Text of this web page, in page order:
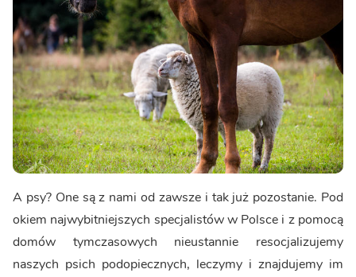
A psy? One są z nami od zawsze i tak już pozostanie. Pod
okiem najwybitniejszych specjalistów w Polsce i z pomocą
domów tymczasowych nieustannie resocjalizujemy
naszych psich podopiecznych, leczymy i znajdujemy im